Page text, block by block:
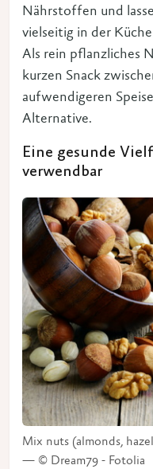
Nährstoffen und
vielseitig in der
Als rein pflanzliches
kurzen Snack
aufwendigeren
Alternative.
Eine gesunde
verwendbar
Mix nuts (almonds,
— © Dream79 - Fotolia